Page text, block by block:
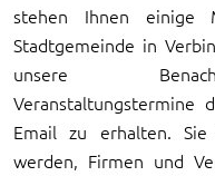
stehen Ihnen einige
Stadtgemeinde in
unsere
Veranstaltungstermine
Email zu erhalten.
werden, Firmen und